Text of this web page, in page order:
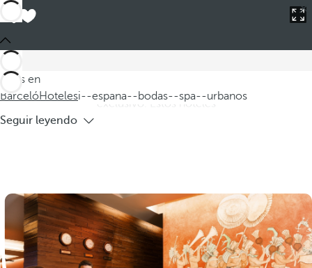
Estás en
BarcelóHotelesi--espana--bodas--spa--urbanos
Barceló
Hoteles en España para bodas con spa
urbanos
Descubra nuestros hoteles en España, ideales para bodas y spa
urbanos, donde podrá celebrar el día de su vida en un entorno
exclusivo. Estos hoteles
Seguir leyendo